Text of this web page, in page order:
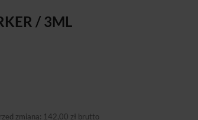
/ 3ML
zmianą: 142,00 zł brutto